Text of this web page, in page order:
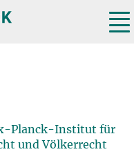
Planck-Institut für
und Völkerrecht